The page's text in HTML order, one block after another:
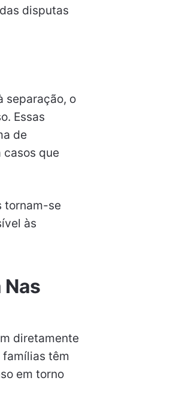
disputas
separação, o
Essas
de
casos que
tornam-se
às
diretamente
têm
em torno